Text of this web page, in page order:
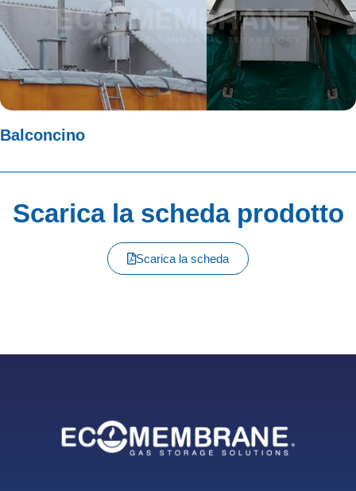
Balconcino
Scarica la scheda prodotto
Scarica la scheda